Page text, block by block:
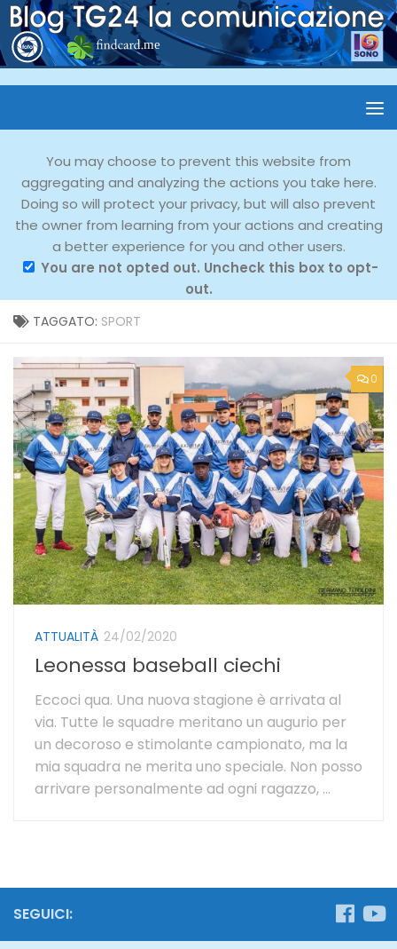
You may choose to prevent this website from
aggregating and analyzing the actions you take here.
Doing so will protect your privacy, but will also prevent
the owner from learning from your actions and creating
a better experience for you and other users.
You are not opted out. Uncheck this box to opt-
out.
TAGGATO: SPORT
0
ATTUALITÀ 24/02/2020
Leonessa baseball ciechi
Eccoci qua. Una nuova stagione è arrivata al
via. Tutte le squadre meritano un augurio per
un decoroso e stimolante campionato, ma la
mia squadra ne merita uno speciale. Non posso
arrivare personalmente ad ogni ragazzo, ...
SEGUICI: